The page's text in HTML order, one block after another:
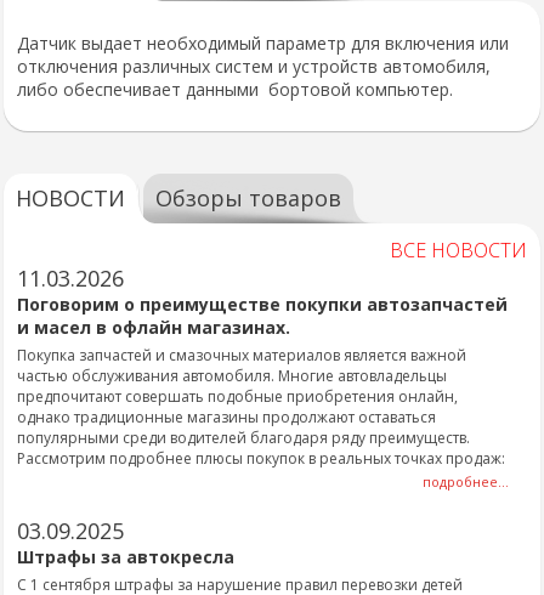
Датчик выдает необходимый параметр для включения или
отключения различных систем и устройств автомобиля,
либо обеспечивает данными бортовой компьютер.
НОВОСТИ Обзоры товаров
ВСЕ НОВОСТИ
11.03.2026
Поговорим о преимуществе покупки автозапчастей
и масел в офлайн магазинах.
Покупка запчастей и смазочных материалов является важной
частью обслуживания автомобиля. Многие автовладельцы
предпочитают совершать подобные приобретения онлайн,
однако традиционные магазины продолжают оставаться
популярными среди водителей благодаря ряду преимуществ.
Рассмотрим подробнее плюсы покупок в реальных точках продаж:
подробнее...
03.09.2025
Штрафы за автокресла
С 1 сентября штрафы за нарушение правил перевозки детей